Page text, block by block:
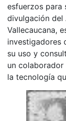
esfuerzos para
divulgación del
Vallecaucana,
investigadores
su uso y
un
la tecnología